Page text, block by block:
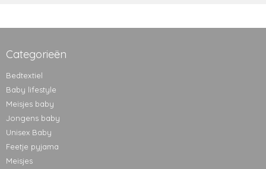
Categorieën
Bedtextiel
Baby lifestyle
Meisjes baby
Jongens baby
Unisex Baby
Feetje pyjama
Meisjes